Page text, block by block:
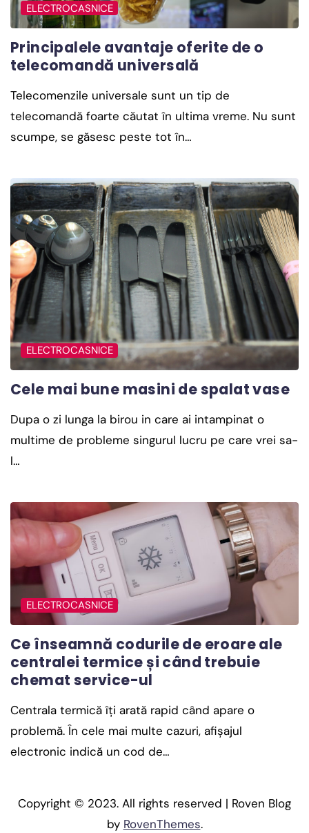
ELECTROCASNICE
Principalele avantaje oferite de o
telecomandă universală
Telecomenzile universale sunt un tip de
telecomandă foarte căutat în ultima vreme. Nu sunt
scumpe, se găsesc peste tot în…
ELECTROCASNICE
Cele mai bune masini de spalat vase
Dupa o zi lunga la birou in care ai intampinat o
multime de probleme singurul lucru pe care vrei sa-
l…
ELECTROCASNICE
Ce înseamnă codurile de eroare ale
centralei termice și când trebuie
chemat service-ul
Centrala termică îți arată rapid când apare o
problemă. În cele mai multe cazuri, afișajul
electronic indică un cod de…
Copyright © 2023. All rights reserved | Roven Blog
by RovenThemes.